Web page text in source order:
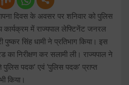
दिवस के अवसर पर शनिवार को पुलिस
कार्यक्रम में राज्यपाल लेफ्टिनेंट जनरल
पुष्कर सिंह धामी ने प्रतिभाग किया। इस
का निरीक्षण कर सलामी ली। राज्यपाल ने
पुलिस पदक’ एवं ‘पुलिस पदक’ प्राप्त
किया।